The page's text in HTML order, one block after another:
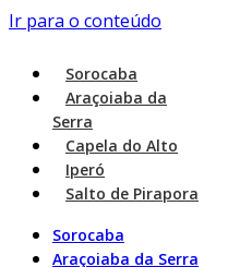
Ir para o conteúdo
Sorocaba
Araçoiaba da
Serra
Capela do Alto
Iperó
Salto de Pirapora
Sorocaba
Araçoiaba da Serra